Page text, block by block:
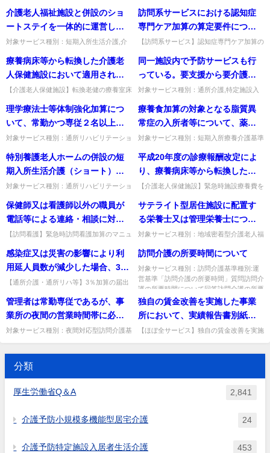
うち、「イ介護職員処遇改善加
算」と「ロ介護職員等特定処遇
改善加算」の「具体的な取組内
容」で、記載が求められる
「（上記取組の開始時期）」
は、どの時点の年月を記載する
のか。
応型通所介護,短期入所生活介護,短期入所
療養介護,訪問介護,...
われない）」という取扱いは可
能か。
応型通所介護,短期入所生活介護,短期入所
療養介護,福祉用具貸...
介護老人福祉施設と併設のショ
ートステイを一体的に運営して
いる場合、加算の算定基準とな
べきか、別個に算出すべきか。
両方を兼務している職員をどち
らか一方に寄せてカウントする
ことは可能か。
対象サービス種別：短期入所生活介護,介
酬「サービス提供体制強化加算」質問介護
老人福祉施設と併設のショー...
訪問系サービスにおける認知症
専門ケア加算の算定要件につい
て、認知症高齢者の日常生活自
【訪問系サービス】認知症専門ケア加算の
か。前3月の利用実人員又は利用延人員で
算出し、いずれかで要件を満...
療養病床等から転換した介護老
人保健施設において適用される
療養室の床面積の基準に係る経
新築､増築又は全面的な改築が行
われていないもめに限る｡）につ
いては、平成24年4月1日以降、
「本則の基準を満たしている施
設との均衡に配慮した評価を行
う」とされており、「近接する
談話室の面積を当該談話室に近
接する療養室の定員数で除した
面積を減じた面積以上を満たす
場合は、この限りでない」とあ
るが、この「近接」の解釈如
何。
【介護老人保健施設】転換老健の療養室床
話室と同じ階で、入所者が療養室と一体的
に利用できる場合をいう。出...
同一施設内で予防サービスも行
っている。要支援から要介護に
なった方の評価期間はどうなる
対象サービス種別：通所介護,特定施設入
型通所介護,認知症対応型通所介護,地域密
着型特定施設入居者生活...
理学療法士等体制強化加算につ
いて、常勤かつ専従２名以上の
配置は通常の通所リハの基準に
所リハビリテーションの単位毎
の配置が必要となるのか。
対象サービス種別：通所リハビリテーショ
強化加算」質問理学療法士等体制強化加算
について、常勤かつ専従２名...
療養食加算の対象となる脂質異
常症の入所者等について、薬物
療法や食事療法により、血液検
も、療養食加算を算定できる
か。
対象サービス種別：短期入所療養介護基準
加算の対象となる脂質異常症の入所者等に
ついて、薬物療法や食事療法...
特別養護老人ホームの併設の短
期入所生活介護（ショート）と
空床のショートをそれぞれ提供
者が月の途中で、併設のショー
トから空床のショートに移動し
た場合、当該月の特定処遇改善
加算の区分はどのように取扱う
のか。
対象サービス種別：通所リハビリテーショ
応型通所介護,短期入所生活介護,短期入所
療養介護,訪問介護,...
平成20年度の診療報酬改定によ
り、療養病床等から転換した介
護老人保健施設に併設される医
で行われる往診を評価する「緊
急時施設治療管理料」が創設さ
れた。一方、従来から介護老人
保健施設が算定できる緊急時施
設療養費を算定するための医療
行為を行う医師とは、当該介護
老人保健施設の医師を指すもの
【介護老人保健施設】緊急時施設療養費を
当該老健の医師を指すのか。そのとおり
（当該介護老人保健施設の医師...
保健師又は看護師以外の職員が
電話等による連絡・相談に対応
する際のマニュアルには、通知
いのか。
【訪問看護】緊急時訪問看護加算のマニュ
か。3点は最低限の事項で、各事業所で必
要な事項も適宜記載する。出典...
サテライト型居住施設に配置す
る栄養士又は管理栄養士につい
て、本体施設の栄養士又は管理
サテライト型居住施設の入居者
に対して適切に行われていると
認められる場合でも、本体施設
以外の他の社会福祉施設等の栄
養士又は管理栄養士との連携を
図り、適切な栄養管理が行われ
ていなければ、置かなければな
対象サービス種別：地域密着型介護老人福
居住施設における栄養士又は管理栄養士の
配置」質問サテライト型居住...
感染症又は災害の影響により利
用延人員数が減少した場合、3％
加算算定の届出は年度内に1度し
【通所介護・通所リハ等】3％加算の届出
に、別の感染症・災害を事由とする場合に
のみ再度算定できる。出典：令...
訪問介護の所要時間について
対象サービス種別：訪問介護基準種別:運
営基準「訪問介護の所要時間」質問訪問介
護の所要時間について回答訪問介護の所要
時間については、現に要した...
管理者は常勤専従であるが、事
業所の夜間の営業時間帯に必ず
勤務しなければならないのか。
対象サービス種別：夜間対応型訪問介護基
所の夜間の営業時間帯に必ず勤...
独自の賃金改善を実施した事業
所において、実績報告書別紙様
式３－１及び３－２における賃
金改善所要額、グループごとの
平均賃金改善額等について、独
【ほぼ全サービス】独自の賃金改善を実施
分類
厚生労働省Q＆A 2,841
介護予防小規模多機能型居宅介護 24
介護予防特定施設入居者生活介護 453